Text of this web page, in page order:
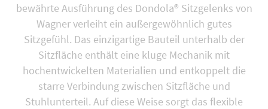
bewährte Ausführung des Dondola® Sitzgelenks von
Wagner verleiht ein außergewöhnlich gutes
Sitzgefühl. Das einzigartige Bauteil unterhalb der
Sitzfläche enthält eine kluge Mechanik mit
hochentwickelten Materialien und entkoppelt die
starre Verbindung zwischen Sitzfläche und
Stuhlunterteil. Auf diese Weise sorgt das flexible